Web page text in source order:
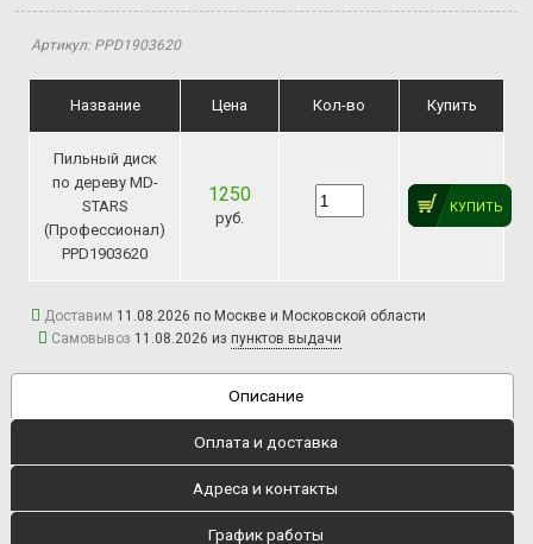
Артикул: PPD1903620
Название Цена Кол-во Купить
Пильный диск
по дереву MD-
STARS
(Профессионал)
PPD1903620
1250
руб.
КУПИТЬ
Доставим 11.08.2026 по Москве и Московской области
Самовывоз 11.08.2026 из пунктов выдачи
Описание
Оплата и доставка
Адреса и контакты
График работы